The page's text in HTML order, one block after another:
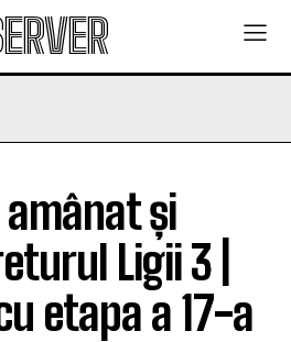
amânat și
Ligii 3 |
etapa a 17-a